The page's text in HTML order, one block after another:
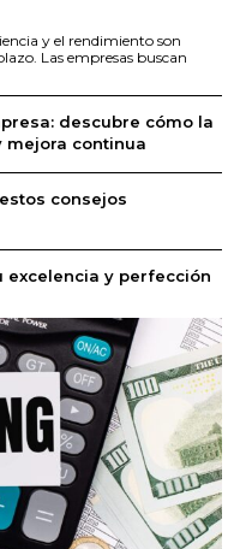
y el rendimiento son
Las empresas buscan
descubre cómo la
mejora continua
consejos
excelencia y perfección